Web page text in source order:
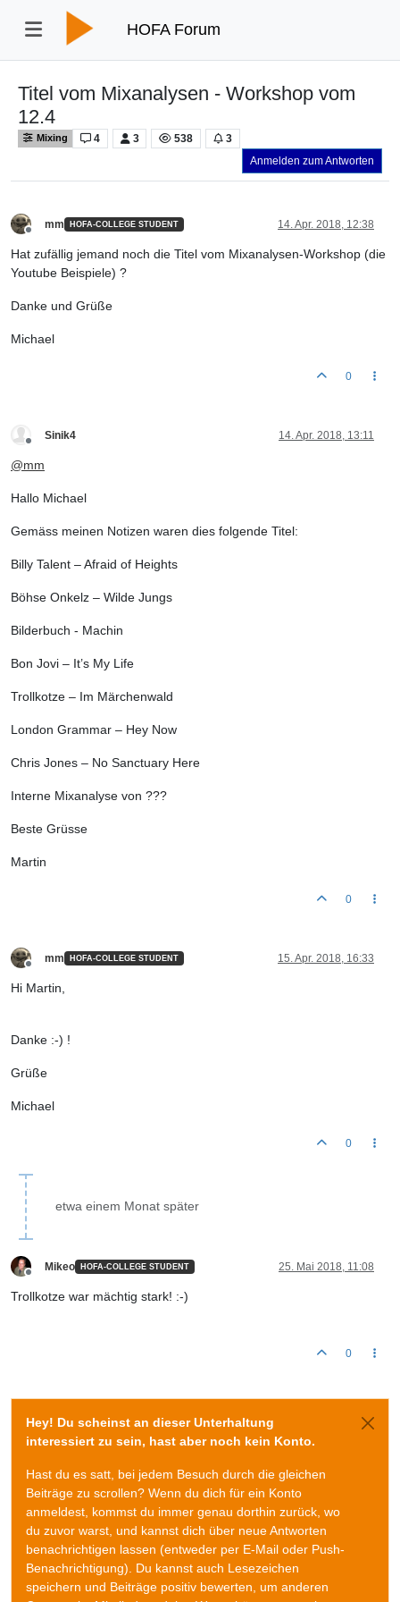
HOFA Forum
Titel vom Mixanalysen - Workshop vom
12.4
Mixing 4 3 538
3
Anmelden zum Antworten
mm HOFA-COLLEGE STUDENT 14. Apr. 2018, 12:38
Hat zufällig jemand noch die Titel vom Mixanalysen-Workshop (die
Youtube Beispiele) ?
Danke und Grüße
Michael
0
Sinik4 14. Apr. 2018, 13:11
@mm
Hallo Michael
Gemäss meinen Notizen waren dies folgende Titel:
Billy Talent – Afraid of Heights
Böhse Onkelz – Wilde Jungs
Bilderbuch - Machin
Bon Jovi – It’s My Life
Trollkotze – Im Märchenwald
London Grammar – Hey Now
Chris Jones – No Sanctuary Here
Interne Mixanalyse von ???
Beste Grüsse
Martin
0
mm HOFA-COLLEGE STUDENT 15. Apr. 2018, 16:33
Hi Martin,
Danke :-) !
Grüße
Michael
0
etwa einem Monat später
Mikeo HOFA-COLLEGE STUDENT 25. Mai 2018, 11:08
Trollkotze war mächtig stark! :-)
0
Hey! Du scheinst an dieser Unterhaltung
interessiert zu sein, hast aber noch kein Konto.
Hast du es satt, bei jedem Besuch durch die gleichen
Beiträge zu scrollen? Wenn du dich für ein Konto
anmeldest, kommst du immer genau dorthin zurück, wo
du zuvor warst, und kannst dich über neue Antworten
benachrichtigen lassen (entweder per E-Mail oder Push-
Benachrichtigung). Du kannst auch Lesezeichen
speichern und Beiträge positiv bewerten, um anderen